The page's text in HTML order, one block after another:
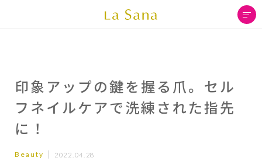
印象アップの鍵を握る爪。セル
フネイルケアで洗練された指先
に！
Beauty 2022.04.28